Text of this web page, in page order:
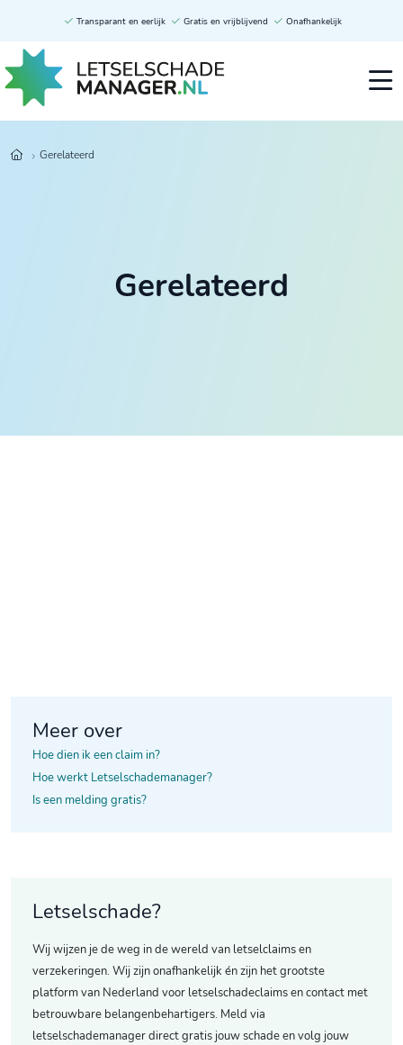
Transparant en eerlijk Gratis en vrijblijvend Onafhankelijk
Gerelateerd
Gerelateerd
Meer over
Hoe dien ik een claim in?
Hoe werkt Letselschademanager?
Is een melding gratis?
Letselschade?
Wij wijzen je de weg in de wereld van letselclaims en
verzekeringen. Wij zijn onafhankelijk én zijn het grootste
platform van Nederland voor letselschadeclaims en contact met
betrouwbare belangenbehartigers. Meld via
letselschademanager direct gratis jouw schade en volg jouw